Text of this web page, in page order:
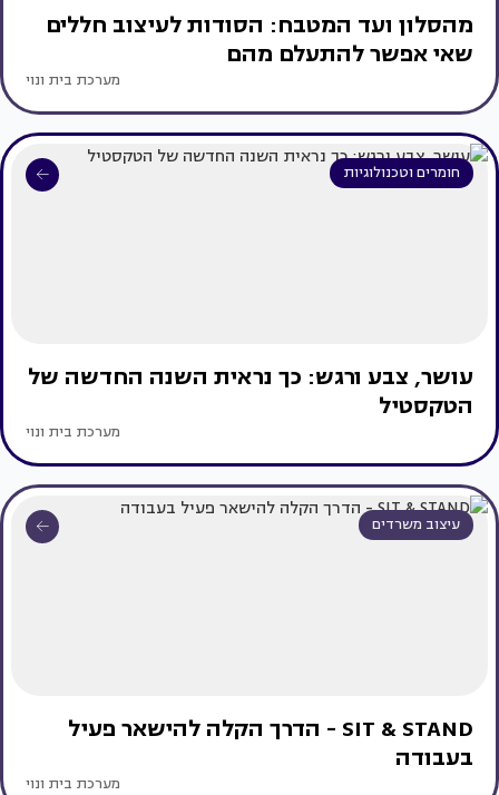
מהסלון ועד המטבח: הסודות לעיצוב חללים
שאי אפשר להתעלם מהם
מערכת בית ונוי
חומרים וטכנולוגיות
עושר, צבע ורגש: כך נראית השנה החדשה של
הטקסטיל
מערכת בית ונוי
עיצוב משרדים
SIT & STAND - הדרך הקלה להישאר פעיל
בעבודה
מערכת בית ונוי